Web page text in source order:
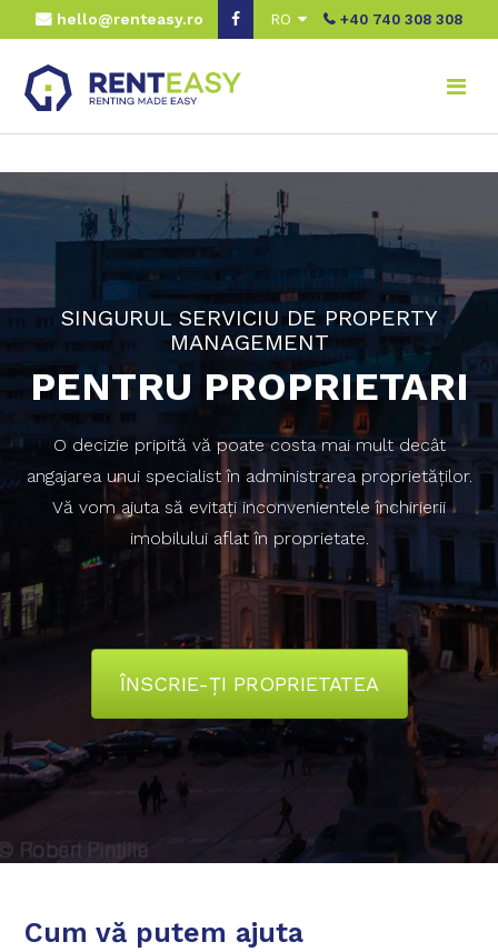
hello@renteasy.ro +40 740 308 308
RO
SINGURUL SERVICIU DE PROPERTY
MANAGEMENT
PENTRU PROPRIETARI
O decizie pripită vă poate costa mai mult decât
angajarea unui specialist în administrarea proprietăţilor.
Vă vom ajuta să evitaţi inconvenientele închirierii
imobilului aflat în proprietate.
ÎNSCRIE-ȚI PROPRIETATEA
Cum vă putem ajuta